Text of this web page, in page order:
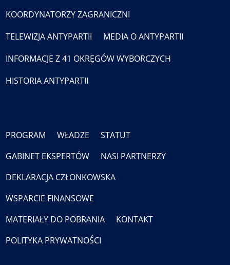
KOORDYNATORZY ZAGRANICZNI
TELEWIZJA ANTYPARTII
MEDIA O ANTYPARTII
INFORMACJE Z 41 OKRĘGÓW WYBORCZYCH
HISTORIA ANTYPARTII
PROGRAM WŁADZE
STATUT
GABINET EKSPERTÓW
NASI PARTNERZY
DEKLARACJA CZŁONKOWSKA
WSPARCIE FINANSOWE
MATERIAŁY DO POBRANIA
KONTAKT
POLITYKA PRYWATNOŚCI